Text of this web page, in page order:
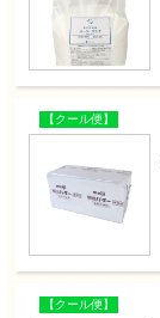
【クール便】
【クール便】